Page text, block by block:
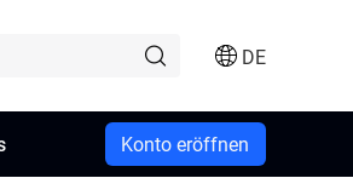
DE
Konto eröffnen